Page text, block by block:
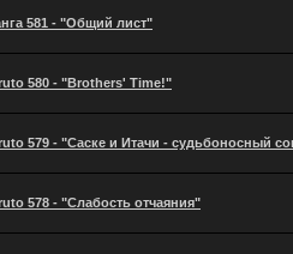
581 - "Общий лист"
580 - "Brothers' Time!"
579 - "Саске и Итачи - судьбоносный
578 - "Слабость отчаяния"